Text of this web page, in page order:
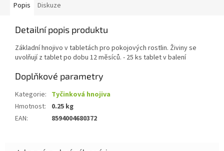
Popis Diskuze
Detailní popis produktu
Základní hnojivo v tabletách pro pokojových rostlin. Živiny se
uvolňují z tablet po dobu 12 měsíců. - 25 ks tablet v balení
Doplňkové parametry
Kategorie: Tyčinková hnojiva
Hmotnost:
0.25 kg
EAN: 8594004680372